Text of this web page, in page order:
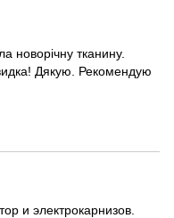
новорічну тканину.
Дякую. Рекомендую
и электрокарнизов.